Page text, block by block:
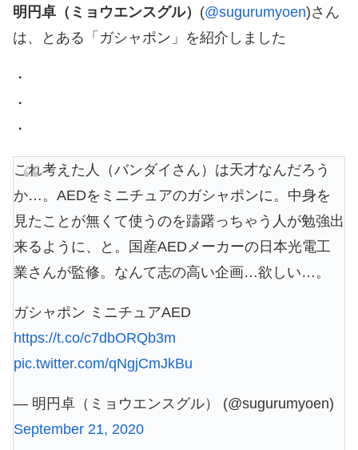
明円卓（ミョウエンスグル） (@sugurumyoen)さん
は、とある「ガシャポン」を紹介しました
・
・
・
これ考えた人（バンダイさん）は天才なんだろう
か…。AEDをミニチュアのガシャポンに。中身を
見たことが無くて使うのを躊躇っちゃう人が勉強出
来るように、と。国産AEDメーカーの日本光電工
業さんが監修。なんて志の高い企画…欲しい…。
ガシャポン ミニチュアAED
https://t.co/c7dbORQb3m
pic.twitter.com/qNgjCmJkBu
— 明円卓（ミョウエンスグル） (@sugurumyoen)
September 21, 2020